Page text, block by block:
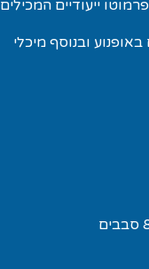
ייעודיים המכילים
ובנוסף מיכלי